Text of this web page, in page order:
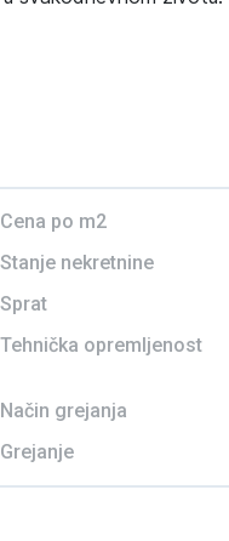
Cena po m2
Stanje nekretnine
Sprat
Tehnička opremljenost
Način grejanja
Grejanje